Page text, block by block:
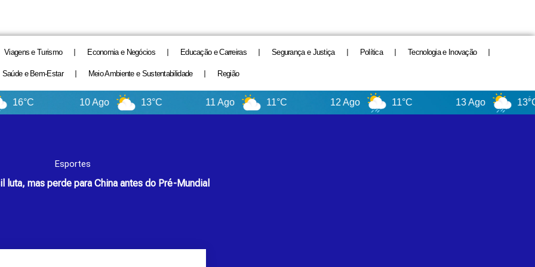
Viagens e Turismo Economia e Negócios Educação e Carreiras Segurança e Justiça Política Tecnologia e Inovação
Saúde e Bem-Estar Meio Ambiente e Sustentabilidade Região
13°C 11°C 11°C 13°C
Esportes
luta, mas perde para China antes do Pré-Mundial